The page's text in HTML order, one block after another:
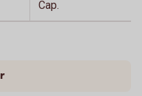
Cap.